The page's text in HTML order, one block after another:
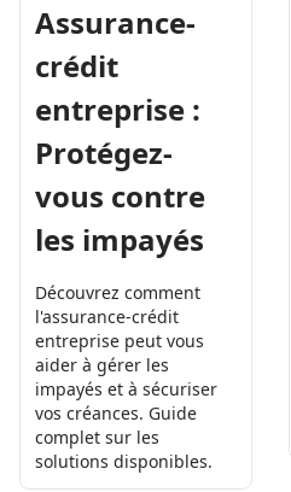
Assurance-
crédit
entreprise :
Protégez-
vous contre
les impayés
Découvrez comment
l'assurance-crédit
entreprise peut vous
aider à gérer les
impayés et à sécuriser
vos créances. Guide
complet sur les
solutions disponibles.